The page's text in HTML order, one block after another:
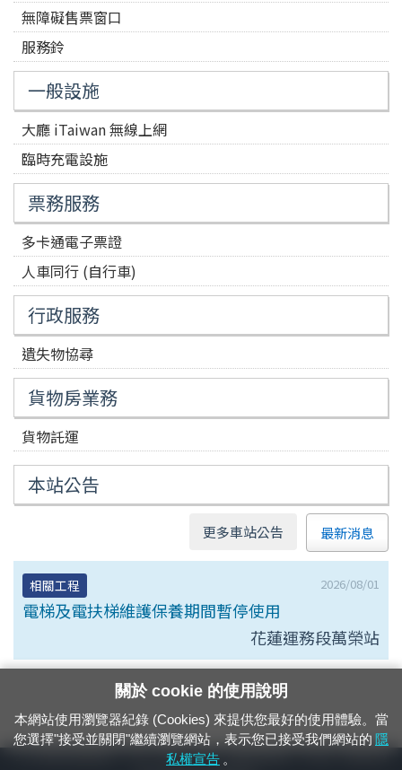
無障礙售票窗口
服務鈴
一般設施
大廳 iTaiwan 無線上網
臨時充電設施
票務服務
多卡通電子票證
人車同行 (自行車)
行政服務
遺失物協尋
貨物房業務
貨物託運
本站公告
更多車站公告 最新消息
相關工程 2026/08/01
電梯及電扶梯維護保養期間暫停使用
花蓮運務段萬榮站
24小時緊急通報電話：1933（市話、手機，僅限發現軌道、平交道、橋樑及隧
關於 cookie 的使用說明
本網站使用瀏覽器紀錄 (Cookies) 來提供您最好的使用體驗。當
您選擇"接受並關閉"繼續瀏覽網站，表示您已接受我們網站的 隱
私權宣告 。